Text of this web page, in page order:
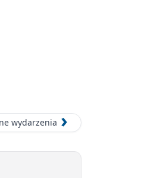
wydarzenia